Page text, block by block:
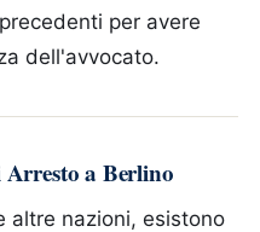
per avere
dell'avvocato.
a Berlino
altre nazioni, esistono